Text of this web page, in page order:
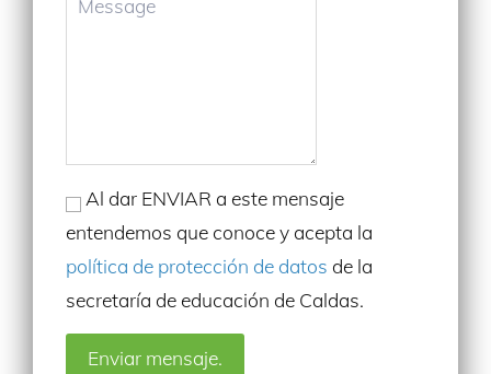
Al dar ENVIAR a este mensaje
entendemos que conoce y acepta la
política de protección de datos de la
secretaría de educación de Caldas.
Enviar mensaje.